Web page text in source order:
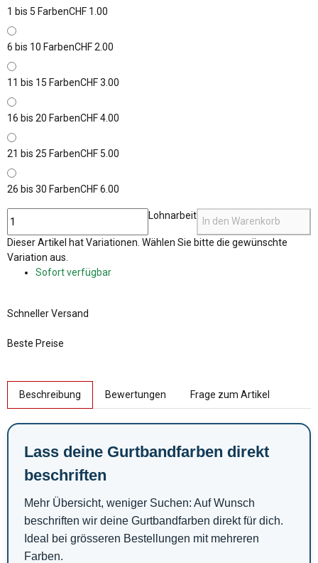
1 bis 5 FarbenCHF 1.00
6 bis 10 FarbenCHF 2.00
11 bis 15 FarbenCHF 3.00
16 bis 20 FarbenCHF 4.00
21 bis 25 FarbenCHF 5.00
26 bis 30 FarbenCHF 6.00
Lohnarbeit
In den Warenkorb
xDieser Artikel hat Variationen. Wählen Sie bitte die gewünschte
Variation aus.
Sofort verfügbar
Schneller Versand
Beste Preise
Beschreibung Bewertungen Frage zum Artikel
Lass deine Gurtbandfarben direkt
beschriften
Mehr Übersicht, weniger Suchen: Auf Wunsch
beschriften wir deine Gurtbandfarben direkt für dich.
Ideal bei grösseren Bestellungen mit mehreren
Farben.